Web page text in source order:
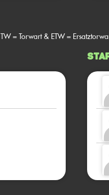
TW = Torwart & ETW =